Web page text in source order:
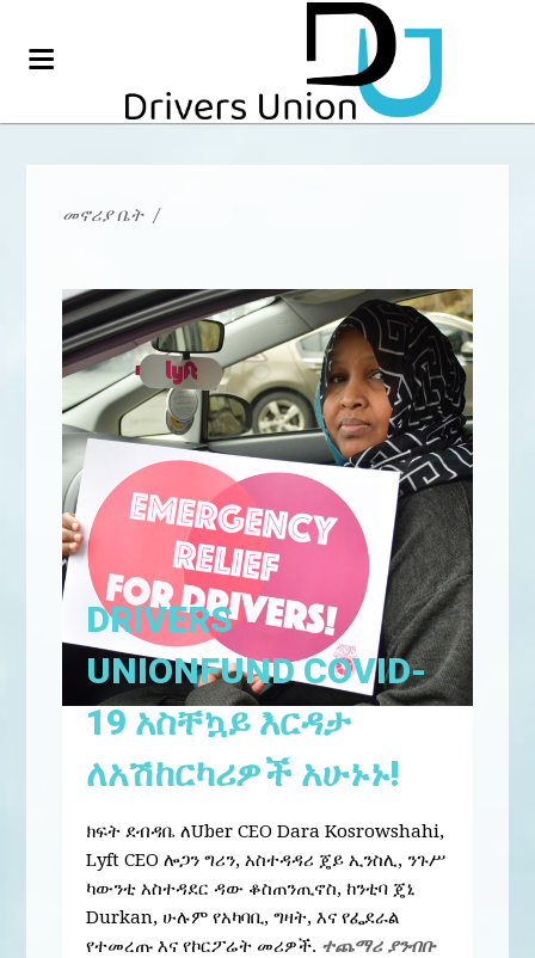
መኖሪያ ቤት /
DRIVERS
UNIONFUND COVID-
19 አስቸኳይ እርዳታ
ለአሽከርካሪዎች አሁኑኑ!
ክፍት ደብዳቤ ለUber CEO Dara Kosrowshahi,
Lyft CEO ሎጋን ግሪን, አስተዳዳሪ ጄይ ኢንስሊ, ንጉሥ
ካውንቲ አስተዳደር ዳው ቆስጠንጢኖስ, ከንቲባ ጄኒ
Durkan, ሁሉም የአካባቢ, ግዛት, እና የፌደራል
የተመረጡ እና የኮርፖሬት መሪዎች. ተጨማሪ ያንብቡ